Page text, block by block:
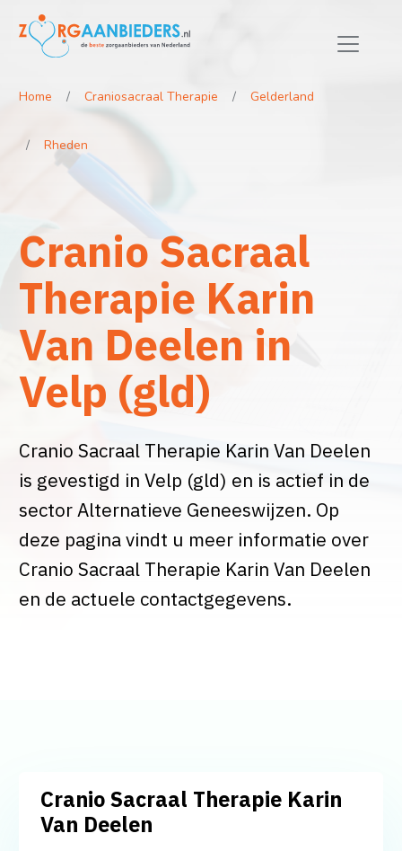
Home Craniosacraal Therapie Gelderland
Rheden
Cranio Sacraal
Therapie Karin
Van Deelen in
Velp (gld)
Cranio Sacraal Therapie Karin Van Deelen
is gevestigd in Velp (gld) en is actief in de
sector Alternatieve Geneeswijzen. Op
deze pagina vindt u meer informatie over
Cranio Sacraal Therapie Karin Van Deelen
en de actuele contactgegevens.
Cranio Sacraal Therapie Karin
Van Deelen